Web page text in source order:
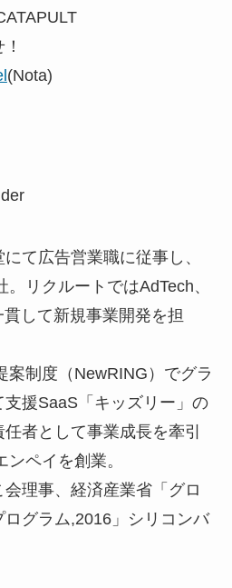
(Nota)
て広告営業職に従事し、
リクルートではAdTech、
して新規事業開発を担
案制度（NewRING）でグラ
援SaaS「キッズリー」の
者として事業成長を牽引
ペイを創業。
理事、経済産業省「グロ
グラム,2016」シリコンバ